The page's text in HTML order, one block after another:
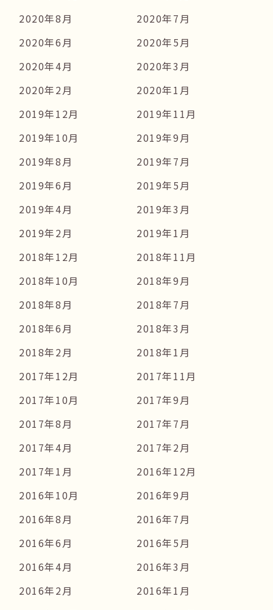
2020年8月
2020年7月
2020年6月
2020年5月
2020年4月
2020年3月
2020年2月
2020年1月
2019年12月
2019年11月
2019年10月
2019年9月
2019年8月
2019年7月
2019年6月
2019年5月
2019年4月
2019年3月
2019年2月
2019年1月
2018年12月
2018年11月
2018年10月
2018年9月
2018年8月
2018年7月
2018年6月
2018年3月
2018年2月
2018年1月
2017年12月
2017年11月
2017年10月
2017年9月
2017年8月
2017年7月
2017年4月
2017年2月
2017年1月
2016年12月
2016年10月
2016年9月
2016年8月
2016年7月
2016年6月
2016年5月
2016年4月
2016年3月
2016年2月
2016年1月